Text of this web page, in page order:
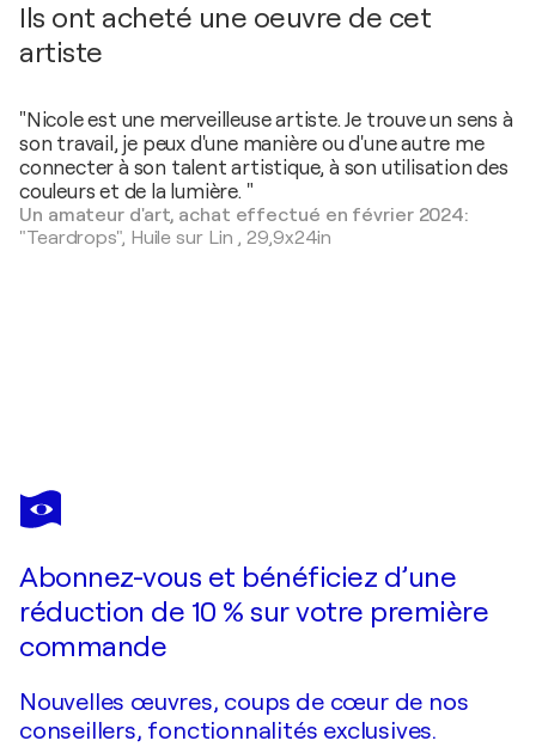
Ils ont acheté une oeuvre de cet
artiste
"Nicole est une merveilleuse artiste. Je trouve un sens à
son travail, je peux d'une manière ou d'une autre me
connecter à son talent artistique, à son utilisation des
couleurs et de la lumière. "
Un amateur d'art, achat effectué en février 2024:
"Teardrops", Huile sur Lin ,29,9x24in
NICOLE CARON
Deep pink abstraction
Abonnez-vous et bénéficiez d’une
réduction de 10 % sur votre première
commande
Nouvelles œuvres, coups de cœur de nos
conseillers, fonctionnalités exclusives.